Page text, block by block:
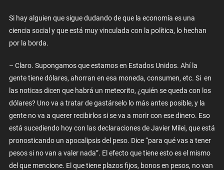
Si hay alguien que sigue dudando de que la economía es una
ciencia social y que está muy vinculada con la política, lo hechan
por la borda.
– Claro. Supongamos que estamos en Estados Unidos. Ahí la
gente tiene dólares, ahorran en esa moneda, consumen, etc. Si en
las noticas dicen que habrá un meteorito, ¿quién se queda con los
dólares? Uno va a tratar de gastárselo lo más antes posible, y la
gente no va a querer recibirlos si se va a morir con ese dinero. Eso
está sucediendo hoy con las declaraciones de Javier Milei, que está
pronosticando un apocalipsis del peso. Dice “para qué vas a tener
pesos si no van a valer nada”. El efecto que tiene esto es el mismo
del que mencione. El que tiene plazos fijos, bonos en pesos, no van